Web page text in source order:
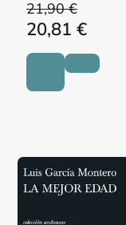
21,90 €
20,81 €